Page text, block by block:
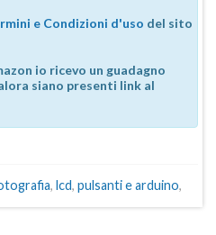
e Condizioni d'uso del sito
io ricevo un guadagno
siano presenti link al
, lcd, pulsanti e arduino,